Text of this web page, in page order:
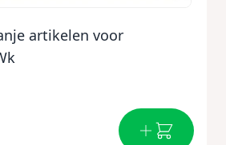
artikelen voor